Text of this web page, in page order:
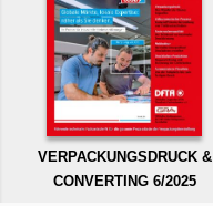
VERPACKUNGSDRUCK &
CONVERTING 6/2025